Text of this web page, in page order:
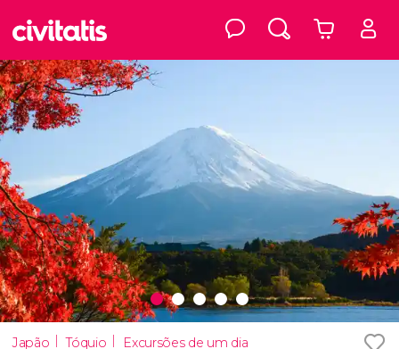
Japão Tóquio Excursões de um dia